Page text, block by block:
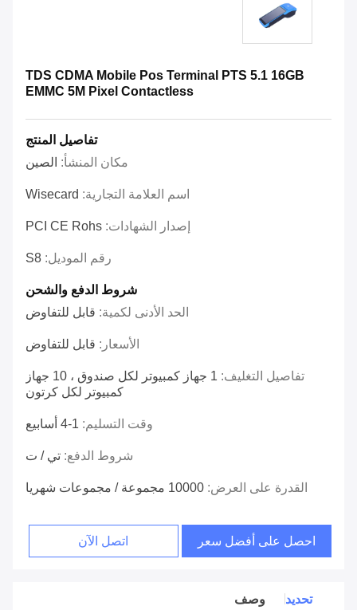
TDS CDMA Mobile Pos Terminal PTS 5.1 16GB
EMMC 5M Pixel Contactless
تفاصيل المنتج
مكان المنشأ: الصين
اسم العلامة التجارية: Wisecard
إصدار الشهادات: PCI CE Rohs
رقم الموديل: S8
شروط الدفع والشحن
الحد الأدنى لكمية: قابل للتفاوض
الأسعار: قابل للتفاوض
تفاصيل التغليف:
1 جهاز كمبيوتر لكل صندوق ، 10 جهاز
كمبيوتر لكل كرتون
وقت التسليم: 1-4 أسابيع
شروط الدفع: تي / ت
القدرة على العرض: 10000 مجموعة / مجموعات شهريا
احصل على أفضل سعر اتصل الآن
تحديد وصف